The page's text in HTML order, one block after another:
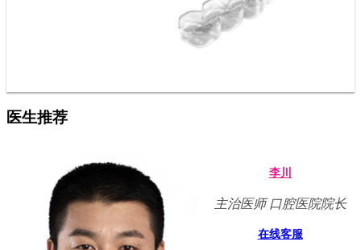
医生推荐
李川
主治医师 口腔医院院长
在线客服